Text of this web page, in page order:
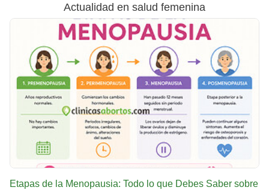
Actualidad en salud femenina
Etapas de la Menopausia: Todo lo que Debes Saber sobre